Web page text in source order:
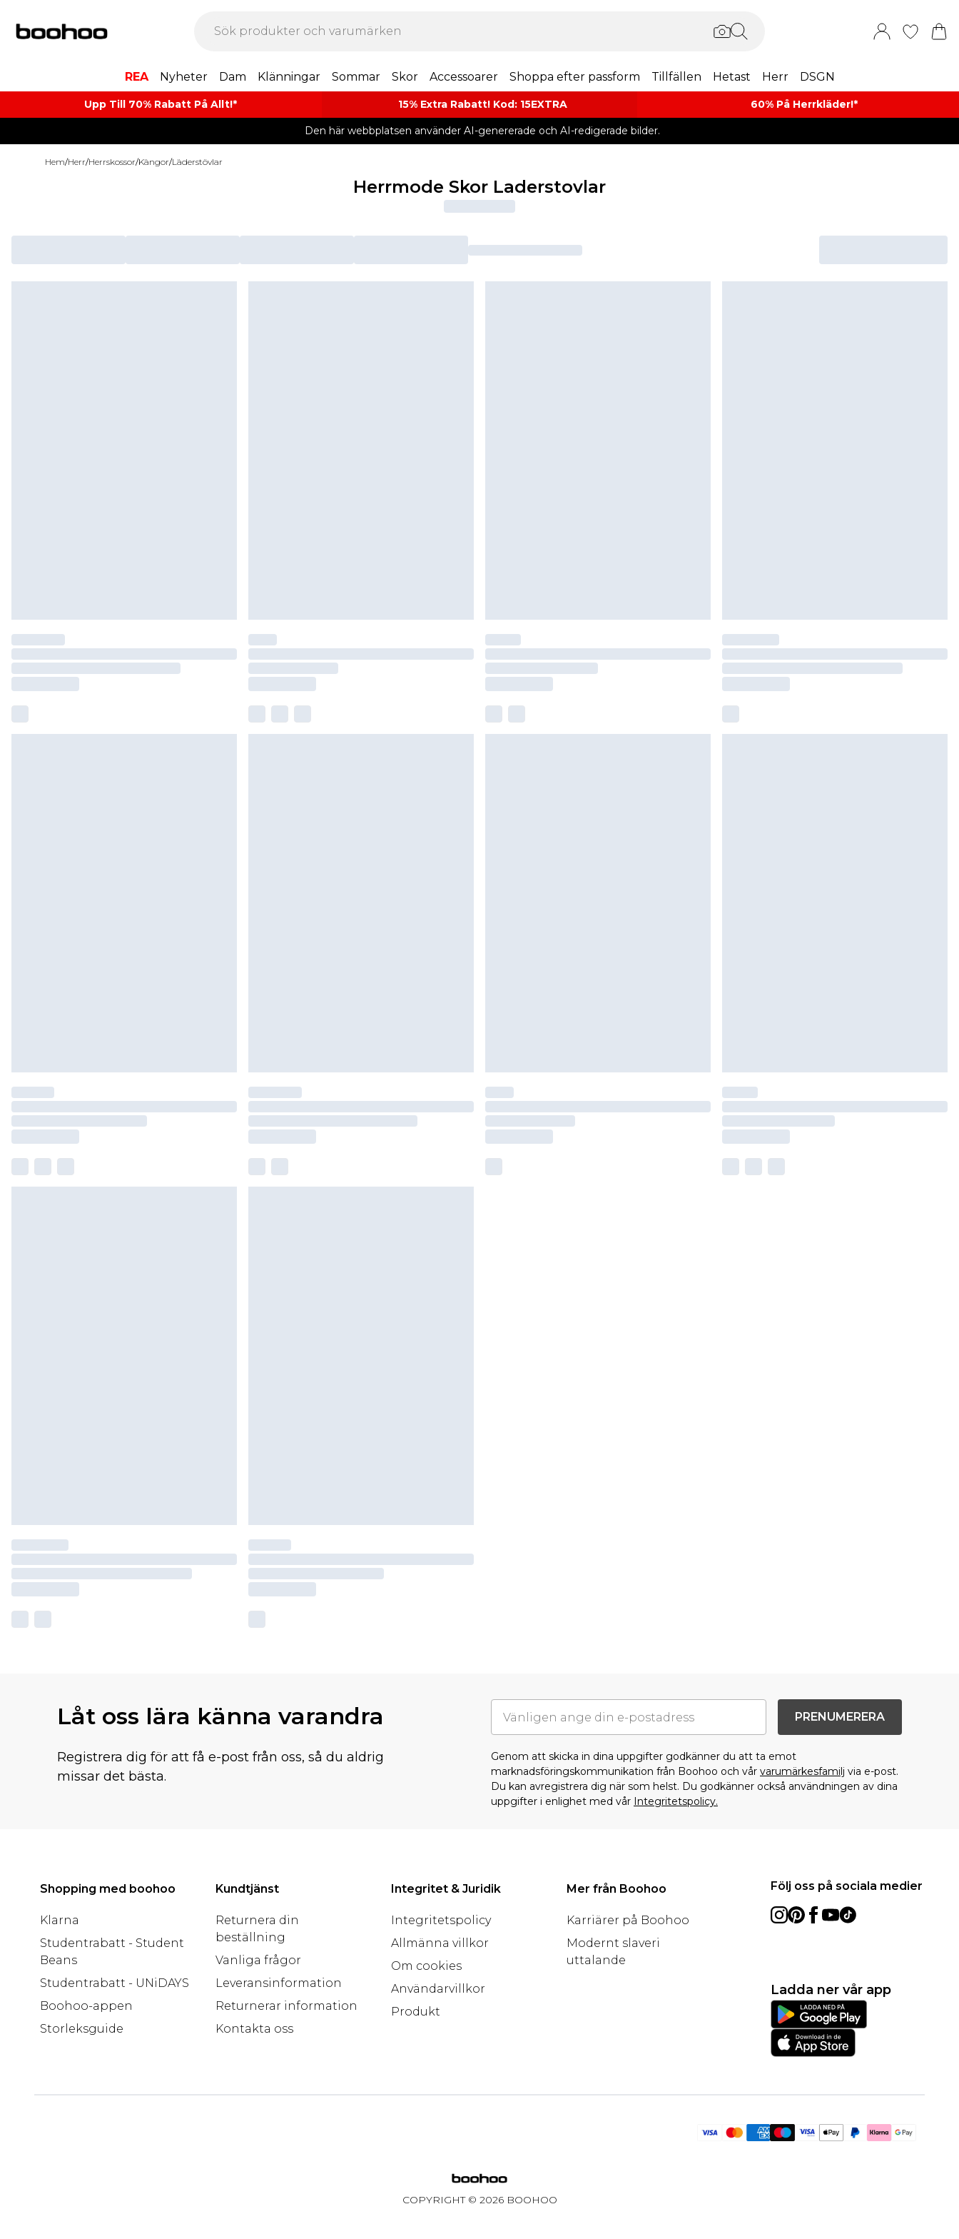
REA Nyheter Dam Klänningar Sommar Skor Accessoarer Shoppa efter passform Tillfällen Hetast Herr DSGN
Upp Till 70% Rabatt På Allt!* 15% Extra Rabatt! Kod: 15EXTRA 60% På Herrkläder!*​
Den här webbplatsen använder AI-genererade och AI-redigerade bilder.
Hem/Herr/Herrskossor/Kängor/Läderstövlar
Herrmode Skor Laderstovlar
Låt oss lära känna varandra
Registrera dig för att få e-post från oss, så du aldrig
missar det bästa.
PRENUMERERA
Genom att skicka in dina uppgifter godkänner du att ta emot
marknadsföringskommunikation från Boohoo och vår varumärkesfamilj via e-post.
Du kan avregistrera dig när som helst. Du godkänner också användningen av dina
uppgifter i enlighet med vår Integritetspolicy.
Shopping med boohoo
Klarna
Studentrabatt - Student
Beans
Studentrabatt - UNiDAYS
Boohoo-appen
Storleksguide
Kundtjänst
Returnera din
beställning
Vanliga frågor
Leveransinformation
Returnerar information
Kontakta oss
Integritet & Juridik
Integritetspolicy
Allmänna villkor
Om cookies
Användarvillkor
Produkt
Mer från Boohoo
Karriärer på Boohoo
Modernt slaveri
uttalande
Följ oss på sociala medier
Ladda ner vår app
COPYRIGHT © 2026 BOOHOO